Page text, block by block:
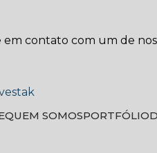
contato com um de
QUEM SOMOS PORTFÓLIO